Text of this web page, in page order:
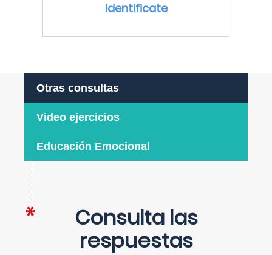
Identificate
Otras consultas
Video ejercicios
Educación Emocional
Consulta las
respuestas